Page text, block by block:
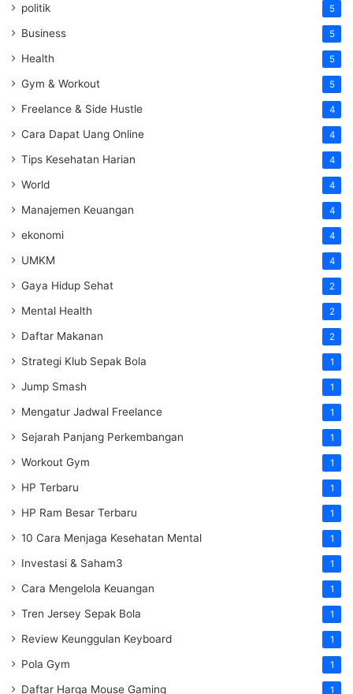
politik 5
Business 5
Health 5
Gym & Workout 5
Freelance & Side Hustle 4
Cara Dapat Uang Online 4
Tips Kesehatan Harian 4
World 4
Manajemen Keuangan 4
ekonomi 4
UMKM 4
Gaya Hidup Sehat 2
Mental Health 2
Daftar Makanan 2
Strategi Klub Sepak Bola 1
Jump Smash 1
Mengatur Jadwal Freelance 1
Sejarah Panjang Perkembangan 1
Workout Gym 1
HP Terbaru 1
HP Ram Besar Terbaru 1
10 Cara Menjaga Kesehatan Mental 1
Investasi & Saham3 1
Cara Mengelola Keuangan 1
Tren Jersey Sepak Bola 1
Review Keunggulan Keyboard 1
Pola Gym 1
Daftar Harga Mouse Gaming 1